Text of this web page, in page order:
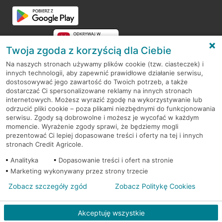
RODO
Regulamin serwisu
Mapa serwisu
PolitykaCookies
© 2026 Credit Agricole Bank Polska S.A. Wszelkie prawa zastrzeżone
Twoja zgoda z korzyścią dla Ciebie
Na naszych stronach używamy plików cookie (tzw. ciasteczek) i
innych technologii, aby zapewnić prawidłowe działanie serwisu,
dostosowywać jego zawartość do Twoich potrzeb, a także
dostarczać Ci spersonalizowane reklamy na innych stronach
internetowych. Możesz wyrazić zgodę na wykorzystywanie lub
odrzucić pliki cookie – poza plikami niezbędnymi do funkcjonowania
serwisu. Zgody są dobrowolne i możesz je wycofać w każdym
momencie. Wyrażenie zgody sprawi, że będziemy mogli
prezentować Ci lepiej dopasowane treści i oferty na tej i innych
stronach Credit Agricole.
Analityka
Dopasowanie treści i ofert na stronie
Marketing wykonywany przez strony trzecie
Akceptuję wszystkie
Zobacz szczegóły zgód Zobacz Politykę Cookies